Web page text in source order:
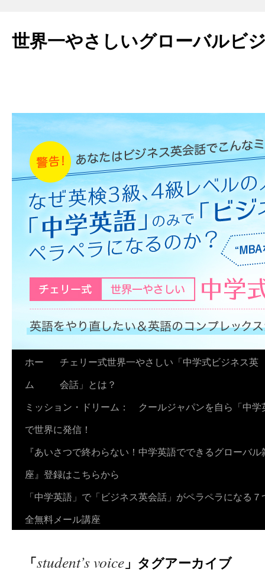
世界一やさしいグローバルビ
キ
ホー
ム
チェリー式世界一やさしい「中学式ビジネス英
会話」とは？
ミッション・ドリーム： クールジャパンを自ら「中学
で世界に発信！
『あいさつで終わらない！中学英語でできるグローバ
座』登録はこちらから
「中学英語」で「ビジネス英会話」がペラペラになる
全無料メール講座
「student’s voice 」タグアーカイブ